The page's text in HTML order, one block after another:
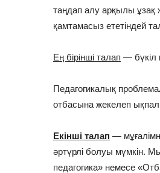
таңдап алу арқылы
қамтамасыз ететіндей
Ең бірінші талап — бүкіл
Педагогикалық
отбасына жекелеп
Екінші талап —
әртүрлі болуы мүмкін.
педагогика» немесе